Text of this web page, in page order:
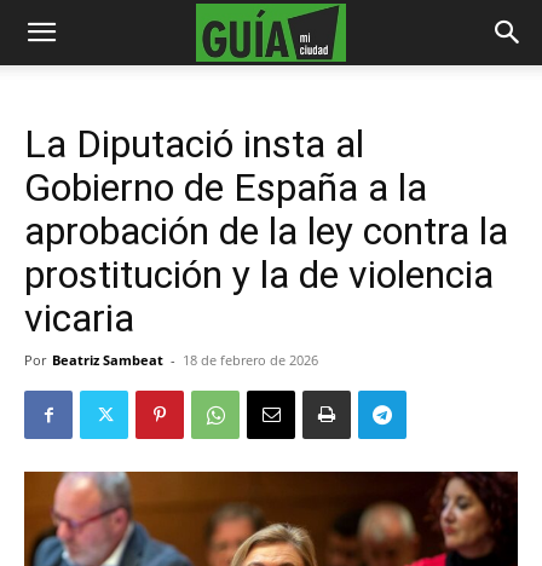
La Diputació insta al
Gobierno de España a la
aprobación de la ley contra la
prostitución y la de violencia
vicaria
Por Beatriz Sambeat - 18 de febrero de 2026